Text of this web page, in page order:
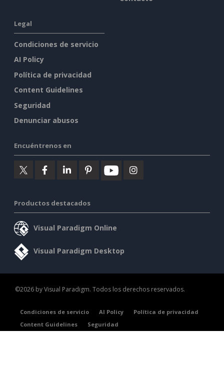
Legal
Condiciones de servicio
AI Policy
Política de privacidad
Content Guidelines
Seguridad
Denunciar abusos
Encuéntrenos en
Productos destacados
Visual Paradigm Online
Visual Paradigm Desktop
©2026 by Visual Paradigm. Todos los derechos reservados.
Condiciones de servicio AI Policy
Política de privacidad
Content Guidelines
Seguridad